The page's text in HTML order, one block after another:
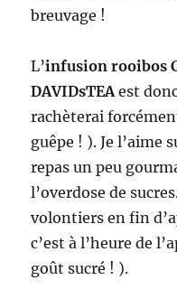
breuvage !
L’infusion rooibos
DAVIDsTEAest
rachèterai
guêpe ! ). Je l’aime
repas un peu
l’overdose de
volontiers en fin
c’est à l’heure de
goût sucré ! ).